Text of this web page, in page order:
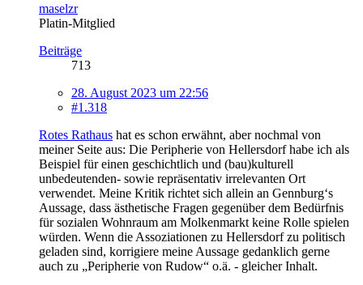
maselzr
Platin-Mitglied
Beiträge
713
28. August 2023 um 22:56
#1.318
Rotes Rathaus hat es schon erwähnt, aber nochmal von
meiner Seite aus: Die Peripherie von Hellersdorf habe ich als
Beispiel für einen geschichtlich und (bau)kulturell
unbedeutenden- sowie repräsentativ irrelevanten Ort
verwendet. Meine Kritik richtet sich allein an Gennburg‘s
Aussage, dass ästhetische Fragen gegenüber dem Bedürfnis
für sozialen Wohnraum am Molkenmarkt keine Rolle spielen
würden. Wenn die Assoziationen zu Hellersdorf zu politisch
geladen sind, korrigiere meine Aussage gedanklich gerne
auch zu „Peripherie von Rudow“ o.ä. - gleicher Inhalt.